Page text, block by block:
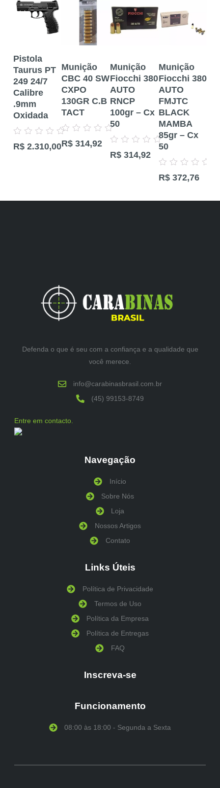
Pistola
Taurus PT
249 24/7
Calibre
.9mm
Oxidada
0
R$2.310,00
Munição
CBC 40 SW
CXPO
130GR C.B
TACT
0
R$ 314,92
Munição
Fiocchi 380
AUTO
RNCP
100gr – Cx
50
0
R$ 314,92
Munição
Fiocchi 380
AUTO
FMJTC
BLACK
MAMBA
85gr – Cx
50
0
R$372,76
Defenda o que é seu com a confiança e a qualidade que
você merece.
info@carabinasbrasil.com.br
(45) 99153-8749
Entre em contacto.
Navegação
Início
Sobre Nós
Loja
Nossos Artigos
Contato
Links Úteis
Política de Privacidade
Termos de Uso
Política da Empresa
Política de Entregas
FAQ
Inscreva-se
Funcionamento
08:00 às 18:00 - Segunda a Sexta